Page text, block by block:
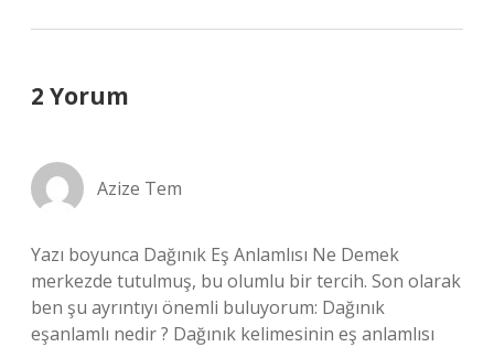
2 Yorum
Azize Tem
Yazı boyunca Dağınık Eş Anlamlısı Ne Demek
merkezde tutulmuş, bu olumlu bir tercih. Son olarak
ben şu ayrıntıyı önemli buluyorum: Dağınık
eşanlamlı nedir ? Dağınık kelimesinin eş anlamlısı